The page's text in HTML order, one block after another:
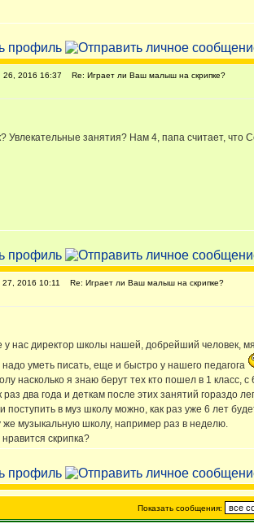
26, 2016 16:37 Re: Играет ли Ваш малыш на скрипке?
Увлекательные занятия? Нам 4, папа считает,
2016 10:11 Re: Играет ли Ваш малыш на скрипке?
у нас директор школы нашей, добрейший человек,
уметь писать, еще и быстро у нашего педагога
насколько я знаю берут тех кто пошел в 1 класс,
раз два года и деткам после этих занятий
поступить в муз школу можно, как раз уже 6 лет
же музыкальную школу, например раз в неделю.
скрипка?
Показать сообщения: